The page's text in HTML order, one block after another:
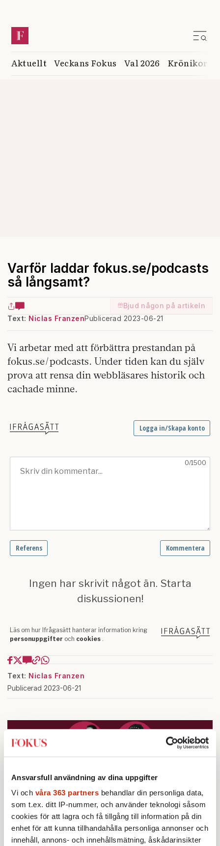
Ansvarsfull användning av dina uppgifter
Vi och våra 363 partners behandlar din personliga data,
som t.ex. ditt IP-nummer, och använder teknologi såsom
cookies för att lagra och få tillgång till information på din
enhet för att kunna tillhandahålla personliga annonser och
innehåll, annons- och innehållsmätning, åskådarinsikter
Aktuellt Veckans Fokus Val 2026 Krönikor
Varför laddar fokus.se/podcasts
så långsamt?
Bjud någon på artikeln
Text: Niclas FranzenPublicerad 2023-06-21
Vi arbetar med att förbättra prestandan på
fokus.se/podcasts. Under tiden kan du själv
prova att rensa din webbläsares historik och
cachade minne.
Text: Niclas Franzen
Publicerad 2023-06-21